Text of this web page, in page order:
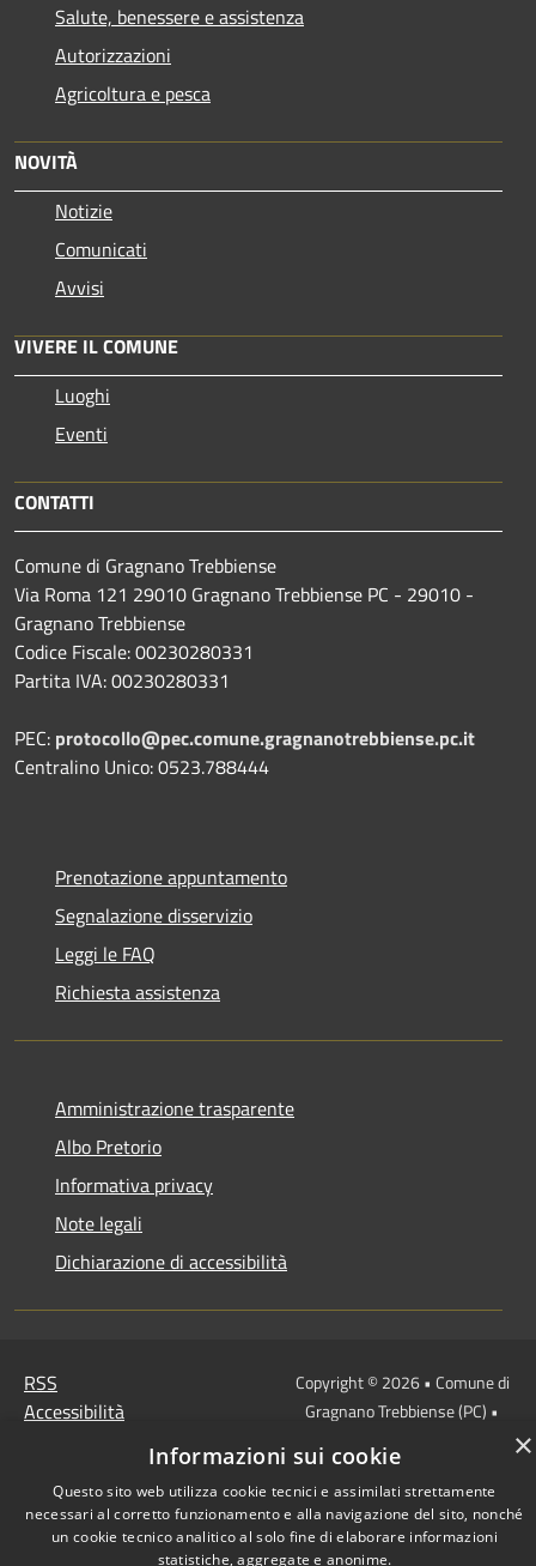
Salute, benessere e assistenza
Autorizzazioni
Agricoltura e pesca
NOVITÀ
Notizie
Comunicati
Avvisi
VIVERE IL COMUNE
Luoghi
Eventi
CONTATTI
Comune di Gragnano Trebbiense
Via Roma 121 29010 Gragnano Trebbiense PC - 29010 -
Gragnano Trebbiense
Codice Fiscale: 00230280331
Partita IVA: 00230280331
PEC: protocollo@pec.comune.gragnanotrebbiense.pc.it
Centralino Unico: 0523.788444
Prenotazione appuntamento
Segnalazione disservizio
Leggi le FAQ
Richiesta assistenza
Amministrazione trasparente
Albo Pretorio
Informativa privacy
Note legali
Dichiarazione di accessibilità
RSS
Accessibilità
Mappa del sito
Copyright © 2026 • Comune di
Gragnano Trebbiense (PC) •
Accesso redazione
×
Informazioni sui cookie
Questo sito web utilizza cookie tecnici e assimilati strettamente
necessari al corretto funzionamento e alla navigazione del sito, nonché
un cookie tecnico analitico al solo fine di elaborare informazioni
statistiche, aggregate e anonime.